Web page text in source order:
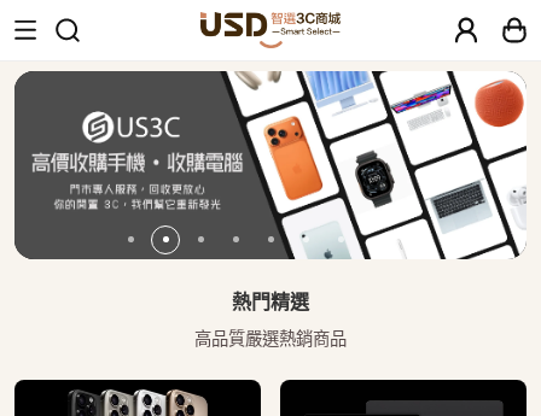
USD 智選二手3C商城｜【30天安心
熱門精選
高品質嚴選熱銷商品